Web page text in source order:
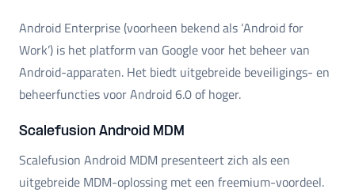
Android Enterprise (voorheen bekend als ‘Android for
Work’) is het platform van Google voor het beheer van
Android-apparaten. Het biedt uitgebreide beveiligings- en
beheerfuncties voor Android 6.0 of hoger.
Scalefusion Android MDM
Scalefusion Android MDM presenteert zich als een
uitgebreide MDM-oplossing met een freemium-voordeel.